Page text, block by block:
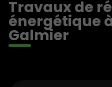
Travaux de
énergétique
Galmier